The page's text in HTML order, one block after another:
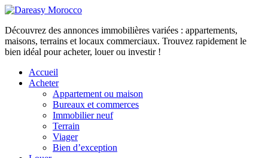
Découvrez des annonces immobilières variées : appartements,
maisons, terrains et locaux commerciaux. Trouvez rapidement le
bien idéal pour acheter, louer ou investir !
Accueil
Acheter
Appartement ou maison
Bureaux et commerces
Immobilier neuf
Terrain
Viager
Bien d’exception